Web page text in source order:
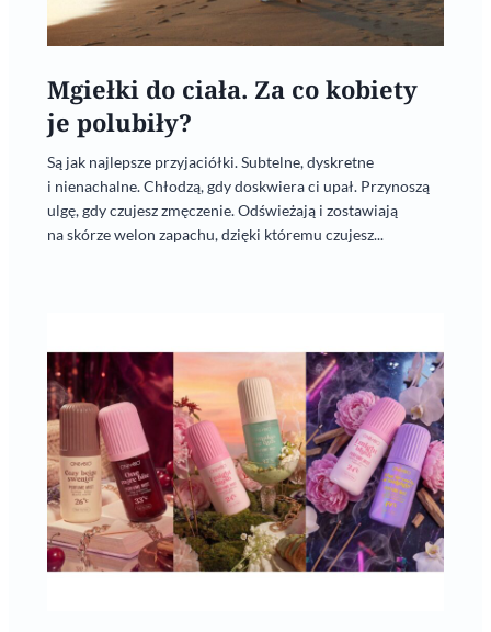
Mgiełki do ciała. Za co kobiety
je polubiły?
Są jak najlepsze przyjaciółki. Subtelne, dyskretne
i nienachalne. Chłodzą, gdy doskwiera ci upał. Przynoszą
ulgę, gdy czujesz zmęczenie. Odświeżają i zostawiają
na skórze welon zapachu, dzięki któremu czujesz...